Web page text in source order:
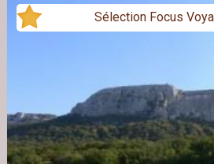
Sélection Focus